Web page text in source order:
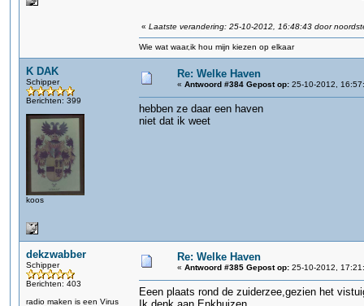
« Laatste verandering: 25-10-2012, 16:48:43 door
Wie wat waar,ik hou mijn kiezen op elkaar
K DAK
Schipper
Berichten: 399
koos
Re: Welke Haven
« Antwoord #384 Gepost op: 25-10-2012,
hebben ze daar een haven
niet dat ik weet
dekzwabber
Schipper
Berichten: 403
radio maken is een Virus
Re: Welke Haven
« Antwoord #385 Gepost op: 25-10-2012,
Eeen plaats rond de zuiderzee,gezien het